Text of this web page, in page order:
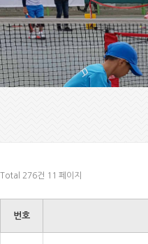
Total 276건 11 페이지
번호